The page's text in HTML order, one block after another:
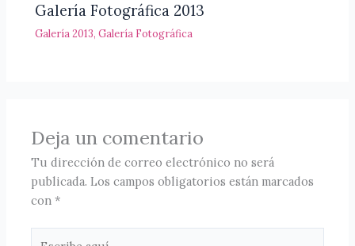
Galería Fotográfica 2013
Galería 2013,Galería Fotográfica
Deja un comentario
Tu dirección de correo electrónico no será
publicada. Los campos obligatorios están marcados
con*